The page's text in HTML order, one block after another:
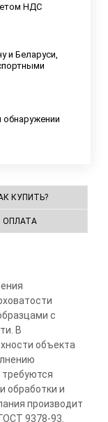
НДС
и Беларуси,
обнаружении
КУПИТЬ?
ОПЛАТА
с
В
объекта
требуются
обработки и
производит
9378-93.